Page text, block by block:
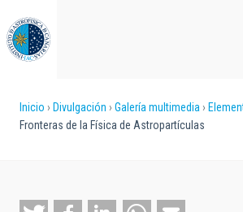
al
contenido
principal
Sobrescribir
ayuda
Inicio Divulgación Galería multimedia
Fronteras de la Física de Astropartículas